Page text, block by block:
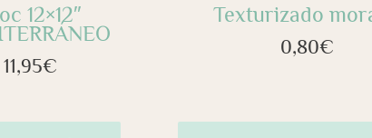
12×12″
11,95€
Texturizado
0,80€